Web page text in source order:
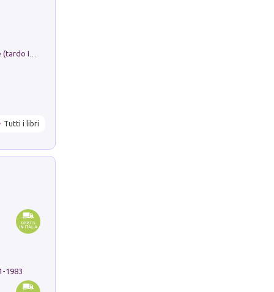
Tutti i libri
1983